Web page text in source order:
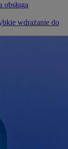
obsługa
wdrażanie do